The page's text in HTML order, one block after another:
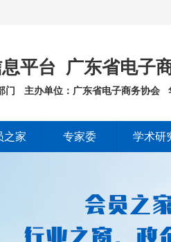
平台 广东省电子
门 主办单位：广东省电子商务协会
之家 专家委 学术研